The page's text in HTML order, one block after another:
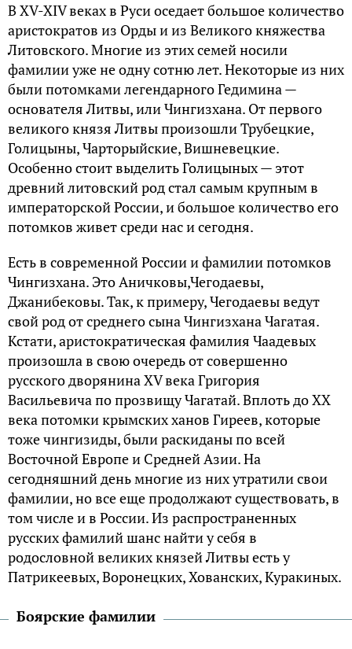
В XV-XIV веках в Руси оседает большое количество
аристократов из Орды и из Великого княжества
Литовского. Многие из этих семей носили
фамилии уже не одну сотню лет. Некоторые из них
были потомками легендарного Гедимина —
основателя Литвы, или Чингизхана. От первого
великого князя Литвы произошли Трубецкие,
Голицыны, Чарторыйские, Вишневецкие.
Особенно стоит выделить Голицыных — этот
древний литовский род стал самым крупным в
императорской России, и большое количество его
потомков живет среди нас и сегодня.
Есть в современной России и фамилии потомков
Чингизхана. Это Аничковы,Чегодаевы,
Джанибековы. Так, к примеру, Чегодаевы ведут
свой род от среднего сына Чингизхана Чагатая.
Кстати, аристократическая фамилия Чаадевых
произошла в свою очередь от совершенно
русского дворянина XV века Григория
Васильевича по прозвищу Чагатай. Вплоть до XX
века потомки крымских ханов Гиреев, которые
тоже чингизиды, были раскиданы по всей
Восточной Европе и Средней Азии. На
сегодняшний день многие из них утратили свои
фамилии, но все еще продолжают существовать, в
том числе и в России. Из распространенных
русских фамилий шанс найти у себя в
родословной великих князей Литвы есть у
Патрикеевых, Воронецких, Хованских, Куракиных.
Боярские фамилии